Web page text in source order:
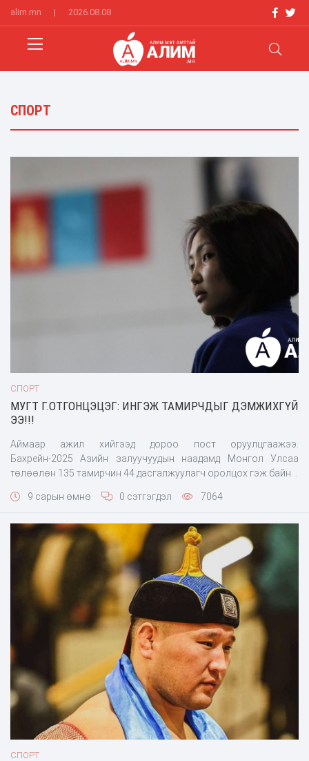
alim.mn | 2026.08.08
СПОРТ
СПОРТ
МУГТ Г.ОТГОНЦЭЦЭГ: ИНГЭЖ ТАМИРЧДЫГ ДЭМЖИХГҮЙ
ЭЭ!!!
Аймаар ажил хийгээд дороо пост оруулцгаажээ.
Бахрейн-2025 Азийн залуучуудын наадамд Монгол Улсаа
төлөөлөн 135 тамирчин 44 дасгалжуулагч оролцох гэж байна.
удаагийн багийн ахлагч Тэргүүн шадар сайд Н.Учрал болон
9 сарын өмнө 0 сэтгэгдэл 7064
СПОРТ